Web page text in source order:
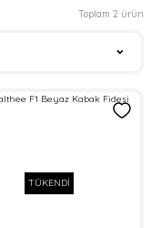
Toplam 2 ürün
TÜKENDİ